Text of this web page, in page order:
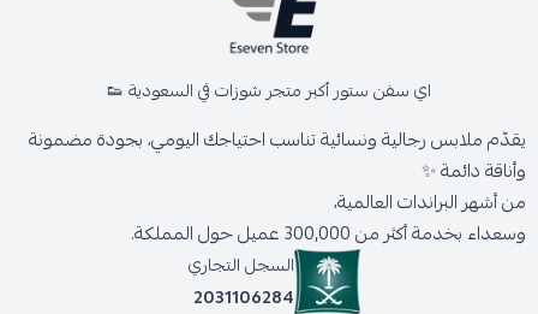
اي سفن ستور أكبر متجر شوزات في السعودية 👟
يقدّم ملابس رجالية ونسائية تناسب احتياجك اليومي، بجودة مضمونة
وأناقة دائمة ✨
من أشهر البراندات العالمية،
وسعداء بخدمة أكثر من 300,000 عميل حول المملكة.
السجل التجاري
2031106284